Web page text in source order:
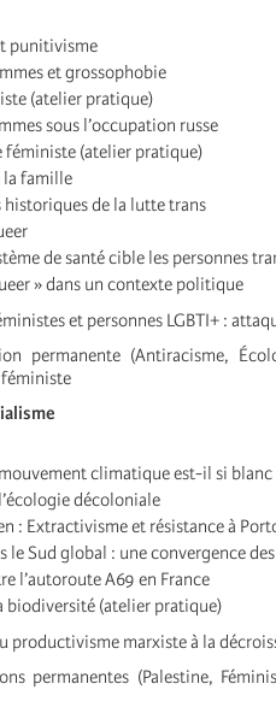
punitivisme
et grossophobie
(atelier pratique)
sous l’occupation russe
féministe (atelier pratique)
famille
historiques de la lutte trans
de santé cible les personnes
» dans un contexte politique
et personnes LGBTI+ :
permanente (Antiracisme,
climatique est-il si blanc
décoloniale
: Extractivisme et résistance à
le Sud global : une convergence
l’autoroute A69 en France
biodiversité (atelier pratique)
productivisme marxiste à la
permanentes (Palestine,